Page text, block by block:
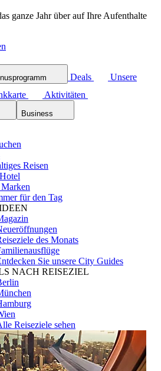
ganze Jahr über auf Ihre Aufenthalte
Deals
Unsere
Aktivitäten
Business
Reisen
für den Tag
des Monats
Sie unsere City Guides
NACH REISEZIEL
Reiseziele sehen